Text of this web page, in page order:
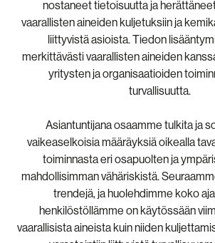
nostaneet tietoisuutta ja
vaarallisten aineiden kuljetuksiin ja
liittyvistä asioista. Tiedon
merkittävästi vaarallisten aineiden
yritysten ja organisaatioiden
turvallisuutta.
Asiantuntijana osaamme tulkita ja
vaikeaselkoisia määräyksiä oikealla
toiminnasta eri osapuolten ja
mahdollisimman vähäriskistä.
trendejä, ja huolehdimme koko
henkilöstöllämme on käytössään
vaarallisista aineista kuin niiden